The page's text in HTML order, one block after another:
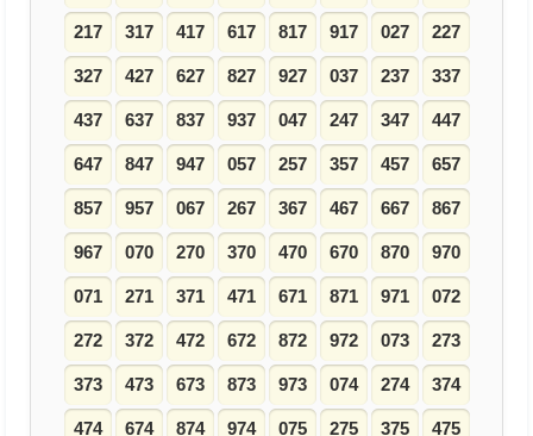
217 317 417 617 817 917 027 227
327 427 627 827 927 037 237 337
437 637 837 937 047 247 347 447
647 847 947 057 257 357 457 657
857 957 067 267 367 467 667 867
967 070 270 370 470 670 870 970
071 271 371 471 671 871 971 072
272 372 472 672 872 972 073 273
373 473 673 873 973 074 274 374
474 674 874 974 075 275 375 475